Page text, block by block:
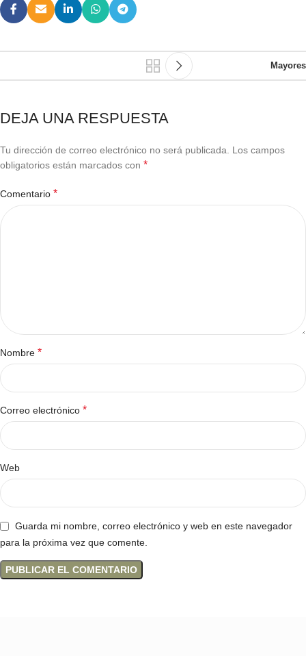
Mayores
DEJA UNA RESPUESTA
Tu dirección de correo electrónico no será publicada.
Los campos
obligatorios están marcados con *
Comentario *
Nombre *
Correo electrónico *
Web
Guarda mi nombre, correo electrónico y web en este navegador
para la próxima vez que comente.